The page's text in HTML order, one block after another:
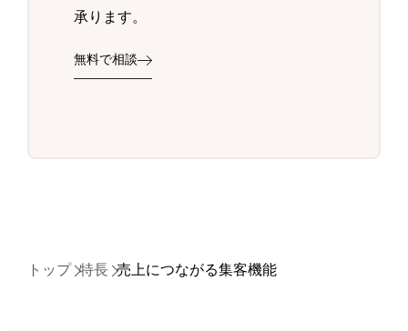
承ります。
無料で相談
トップ 特長 売上につながる集客機能